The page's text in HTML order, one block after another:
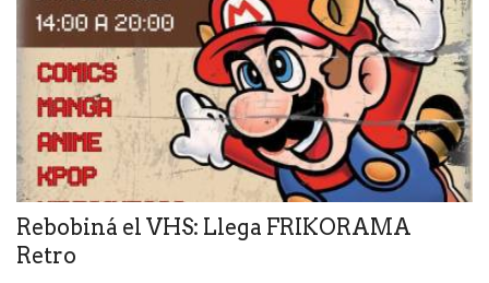
Rebobiná el VHS: Llega FRIKORAMA
Retro